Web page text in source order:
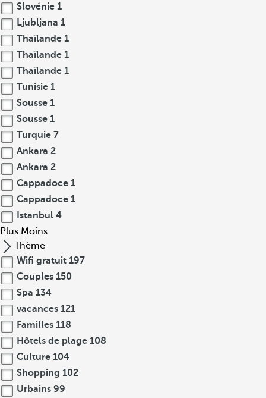
Slovénie 1
Ljubljana 1
Thaïlande 1
Thaïlande 1
Thaïlande 1
Tunisie 1
Sousse 1
Sousse 1
Turquie 7
Ankara 2
Ankara 2
Cappadoce 1
Cappadoce 1
Istanbul 4
Plus Moins
Thème
Wifi gratuit 197
Couples 150
Spa 134
vacances 121
Familles 118
Hôtels de plage 108
Culture 104
Shopping 102
Urbains 99